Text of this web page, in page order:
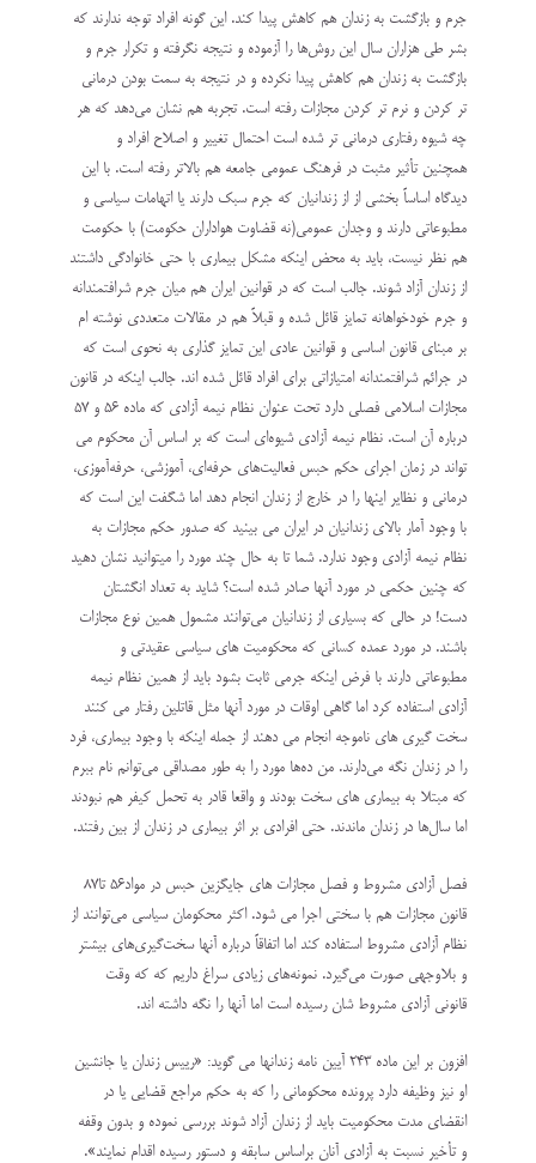
جرم و بازگشت به زندان هم کاهش پیدا کند. این گونه افراد توجه ندارند که
بشر طی هزاران سال این روش‌ها را آزموده و نتیجه نگرفته و تکرار جرم و
بازگشت به زندان هم کاهش پیدا نکرده و در نتیجه به سمت بودن درمانی
تر کردن و نرم تر کردن مجازات رفته است. تجربه هم نشان می‌دهد که هر
چه شیوه رفتاری درمانی تر شده است احتمال تغییر و اصلاح افراد و
همچنین تأثیر مثبت در فرهنگ عمومی جامعه هم بالاتر رفته است. با این
دیدگاه اساساً بخشی از از زندانیان که جرم سبک دارند یا اتهامات سیاسی و
مطبوعاتی دارند و وجدان عمومی(نه قضاوت هواداران حکومت) با حکومت
هم نظر نیست، باید به محض اینکه مشکل بیماری با حتی خانوادگی داشتند
از زندان آزاد شوند. جالب است که در قوانین ایران هم میان جرم شرافتمندانه
و جرم خودخواهانه تمایز قائل شده و قبلاً هم در مقالات متعددی نوشته ام
بر مبنای قانون اساسی و قوانین عادی این تمایز گذاری به نحوی است که
در جرائم شرافتمندانه امتیازاتی برای افراد قائل شده اند. جالب اینکه در قانون
مجازات اسلامی فصلی دارد تحت عنوان نظام نیمه آزادی که ماده ۵۶ و ۵۷
درباره آن است. نظام نیمه آزادی شیوه‌ای است که بر اساس آن محکوم می
تواند در زمان اجرای حکم حبس فعالیت‌های حرفه‌ای، آموزشی، حرفه‌آموزی،
درمانی و نظایر اینها را در خارج از زندان انجام دهد اما شگفت این است که
با وجود آمار بالای زندانیان در ایران می بینید که صدور حکم مجازات به
نظام نیمه آزادی وجود ندارد. شما تا به حال چند مورد را میتوانید نشان دهید
که چنین حکمی در مورد آنها صادر شده است؟ شاید به تعداد انگشتان
دست! در حالی که بسیاری از زندانیان می‌توانند مشمول همین نوع مجازات
باشند. در مورد عمده کسانی که محکومیت های سیاسی عقیدتی و
مطبوعاتی دارند با فرض اینکه جرمی ثابت بشود باید از همین نظام نیمه
آزادی استفاده کرد اما گاهی اوقات در مورد آنها مثل قاتلین رفتار می کنند
سخت گیری های ناموجه انجام می دهند از جمله اینکه با وجود بیماری، فرد
را در زندان نگه می‌دارند. من ده‌ها مورد را به طور مصداقی می‌توانم نام ببرم
که مبتلا به بیماری های سخت بودند و واقعا قادر به تحمل کیفر هم نبودند
اما سال‌ها در زندان ماندند. حتی افرادی بر اثر بیماری در زندان از بین رفتند.
فصل آزادی مشروط و فصل مجازات های جایگزین حبس در مواد۵۶ تا۸۷
قانون مجازات هم با سختی اجرا می شود. اکثر محکومان سیاسی می‌توانند از
نظام آزادی مشروط استفاده کند اما اتفاقاً درباره آنها سخت‌گیری‌های بیشتر
و بلاوجهی صورت می‌گیرد. نمونه‌های زیادی سراغ داریم که که وقت
قانونی آزادی مشروط شان رسیده است اما آنها را نگه داشته اند.
افزون بر این ماده ۲۴۳ آیین نامه زندانها می گوید: «رییس زندان یا جانشین
او نیز وظیفه دارد پرونده محکومانی را که به حکم مراجع قضایی یا در
انقضای مدت محکومیت باید از زندان آزاد شوند بررسی نموده و بدون وقفه
و تأخیر نسبت به آزادی آنان براساس سابقه و دستور رسیده اقدام نمایند».